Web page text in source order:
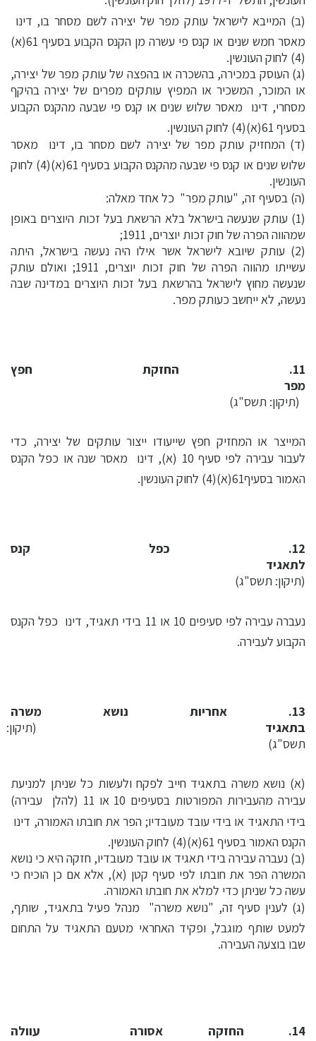
(ב) המייבא לישראל עותק מפר של יצירה לשם מסחר בו, דינו 
מאסר חמש שנים או קנס פי עשרה מן הקנס הקבוע בסעיף 61(א)
(4) לחוק העונשין.
(ג) העוסק במכירה, בהשכרה או בהפצה של עותק מפר של יצירה,
או המוכר, המשכיר או המפיץ עותקים מפרים של יצירה בהיקף
מסחרי, דינו  מאסר שלוש שנים או קנס פי שבעה מהקנס הקבוע
בסעיף 61(א)(4) לחוק העונשין.
(ד) המחזיק עותק מפר של יצירה לשם מסחר בו, דינו  מאסר
שלוש שנים או קנס פי שבעה מהקנס הקבוע בסעיף 61(א)(4) לחוק
העונשין.
(ה) בסעיף זה, "עותק מפר"  כל אחד מאלה:
(1) עותק שנעשה בישראל בלא הרשאת בעל זכות היוצרים באופן
שמהווה הפרה של חוק זכות יוצרים, 1911;
(2) עותק שיובא לישראל אשר אילו היה נעשה בישראל, היתה
עשייתו מהווה הפרה של חוק זכות יוצרים, 1911; ואולם עותק
שנעשה מחוץ לישראל בהרשאת בעל זכות היוצרים במדינה שבה
נעשה, לא ייחשב כעותק מפר.
11. החזקת חפץ
מפר
(תיקון: תשס"ג)
המייצר או המחזיק חפץ שייעודו ייצור עותקים של יצירה, כדי
לעבור עבירה לפי סעיף 10 (א), דינו  מאסר שנה או כפל הקנס
האמור בסעיף61(א)(4) לחוק העונשין.
12. כפל קנס
(תיקון: תשס"ג)
נעברה עבירה לפי סעיפים 10 או 11 בידי תאגיד, דינו  כפל הקנס
הקבוע לעבירה.
13. אחריות נושא משרה
בתאגיד
(תיקון:
תשס"ג)
(א) נושא משרה בתאגיד חייב לפקח ולעשות כל שניתן למניעת
עבירה מהעבירות המפורטות בסעיפים 10 או 11 (להלן  עבירה)
בידי התאגיד או בידי עובד מעובדיו; הפר את חובתו האמורה, דינו 
הקנס האמור בסעיף 61(א)(4) לחוק העונשין.
(ב) נעברה עבירה בידי תאגיד או עובד מעובדיו, חזקה היא כי נושא
המשרה הפר את חובתו לפי סעיף קטן (א), אלא אם כן הוכיח כי
עשה כל שניתן כדי למלא את חובתו האמורה.
(ג) לענין סעיף זה, "נושא משרה"  מנהל פעיל בתאגיד, שותף,
למעט שותף מוגבל, ופקיד האחראי מטעם התאגיד על התחום
שבו בוצעה העבירה.
14. החזקה אסורה  עוולה